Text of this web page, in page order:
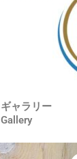
ギャラリー
Gallery